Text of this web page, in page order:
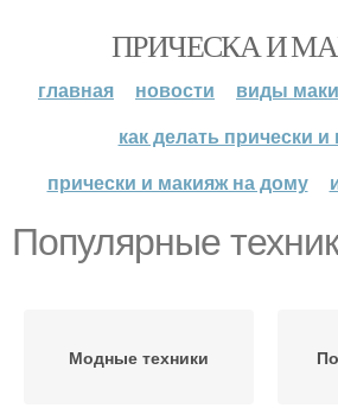
ПРИЧЕСКА И
главная новости
виды
как делать прически
прически и макияж на дому
Популярные
Модные техники